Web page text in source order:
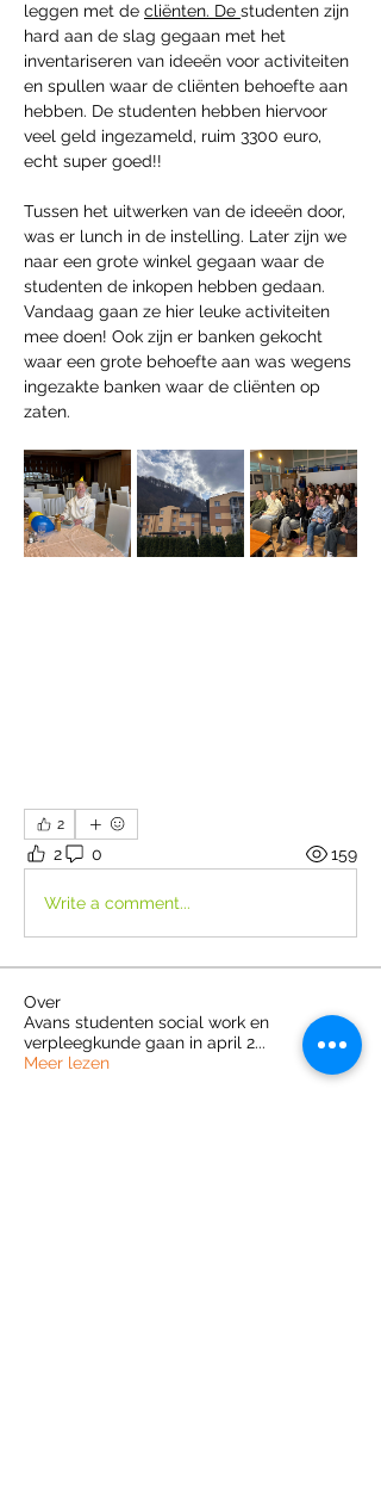
leggen met de cliënten. De studenten zijn
hard aan de slag gegaan met het
inventariseren van ideeën voor activiteiten
en spullen waar de cliënten behoefte aan
hebben. De studenten hebben hiervoor
veel geld ingezameld, ruim 3300 euro,
echt super goed!!
Tussen het uitwerken van de ideeën door,
was er lunch in de instelling. Later zijn we
naar een grote winkel gegaan waar de
studenten de inkopen hebben gedaan.
Vandaag gaan ze hier leuke activiteiten
mee doen! Ook zijn er banken gekocht
waar een grote behoefte aan was wegens
ingezakte banken waar de cliënten op
zaten.
2
2 0 159
Write a comment...
Over
Avans studenten social work en
verpleegkunde gaan in april 2...
Meer lezen